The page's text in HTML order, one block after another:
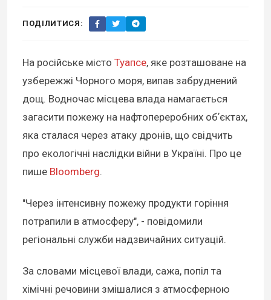
ПОДІЛИТИСЯ:
На російське місто Туапсе, яке розташоване на
узбережжі Чорного моря, випав забруднений
дощ. Водночас місцева влада намагається
загасити пожежу на нафтопереробних обʼєктах,
яка сталася через атаку дронів, що свідчить
про екологічні наслідки війни в Україні. Про це
пише Bloomberg.
"Через інтенсивну пожежу продукти горіння
потрапили в атмосферу", - повідомили
регіональні служби надзвичайних ситуацій.
За словами місцевої влади, сажа, попіл та
хімічні речовини змішалися з атмосферною